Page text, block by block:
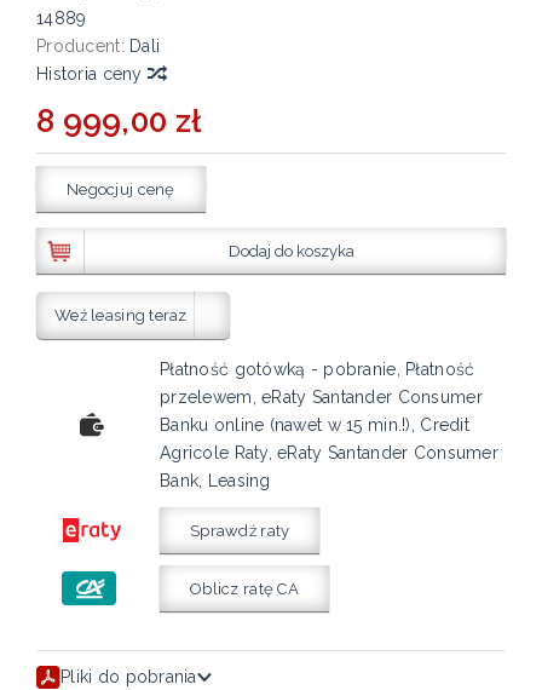
14889
Producent: Dali
Historia ceny
8 999,00 zł
Negocjuj cenę
Dodaj do koszyka
Weź leasing teraz
Płatność gotówką - pobranie, Płatność
przelewem, eRaty Santander Consumer
Banku online (nawet w 15 min.!), Credit
Agricole Raty, eRaty Santander Consumer
Bank, Leasing
Sprawdź raty
Oblicz ratę CA
Pliki do pobrania